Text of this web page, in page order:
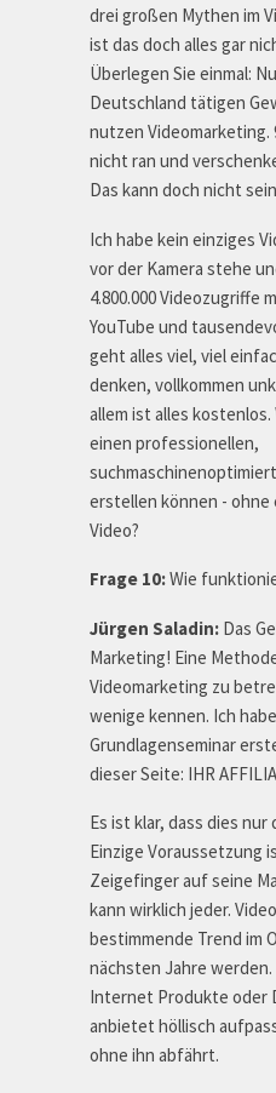
drei großen Mythen im
ist das doch alles gar
Überlegen Sie einmal:
Deutschland tätigen
nutzen Videomarketing.
nicht ran und
Das kann doch nicht
Ich habe kein einziges
vor der Kamera stehe
4.800.000 Videozugriffe
YouTube und
geht alles viel, viel
denken, vollkommen
allem ist alles kostenlos.
einen professionellen,
erstellen können - ohne
Video?
Frage 10:Wie
Jürgen Saladin: Das
Marketing! Eine
Videomarketing zu
wenige kennen. Ich
Grundlagenseminar
dieser Seite: IHR
Es ist klar, dass dies nur
Einzige Voraussetzung
Zeigefinger auf seine
kann wirklich jeder.
bestimmende Trend im
nächsten Jahre werden.
Internet Produkte oder
anbietet höllisch
ohne ihn abfährt.